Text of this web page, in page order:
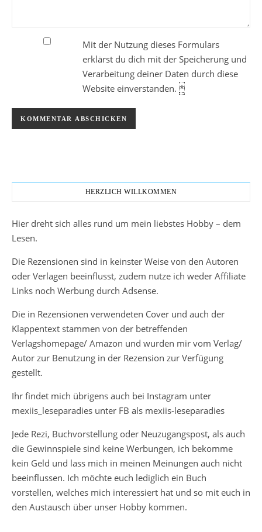
Mit der Nutzung dieses Formulars
erklärst du dich mit der Speicherung und
Verarbeitung deiner Daten durch diese
Website einverstanden. *
HERZLICH WILLKOMMEN
Hier dreht sich alles rund um mein liebstes Hobby – dem
Lesen.
Die Rezensionen sind in keinster Weise von den Autoren
oder Verlagen beeinflusst, zudem nutze ich weder Affiliate
Links noch Werbung durch Adsense.
Die in Rezensionen verwendeten Cover und auch der
Klappentext stammen von der betreffenden
Verlagshomepage/ Amazon und wurden mir vom Verlag/
Autor zur Benutzung in der Rezension zur Verfügung
gestellt.
Ihr findet mich übrigens auch bei Instagram unter
mexiis_leseparadies unter FB als mexiis-leseparadies
Jede Rezi, Buchvorstellung oder Neuzugangspost, als auch
die Gewinnspiele sind keine Werbungen, ich bekomme
kein Geld und lass mich in meinen Meinungen auch nicht
beeinflussen. Ich möchte euch lediglich ein Buch
vorstellen, welches mich interessiert hat und so mit euch in
den Austausch über unser Hobby kommen.